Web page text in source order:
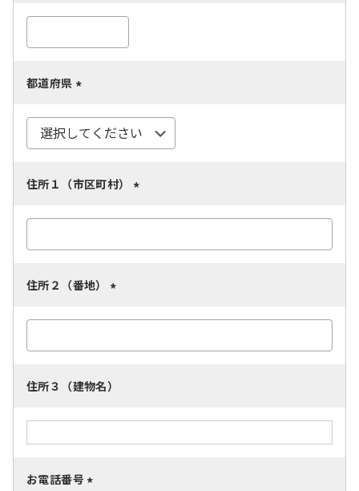
必
都道府県
必
須
住所１（市区町村）
必
住所２（番地）
必
住所３（建物名）
お電話番号